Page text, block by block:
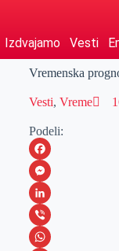
Izdvajamo Vesti
Vremenska
Vesti, Vreme
Podeli:
F
a
c
e
M
e
s
L
iV